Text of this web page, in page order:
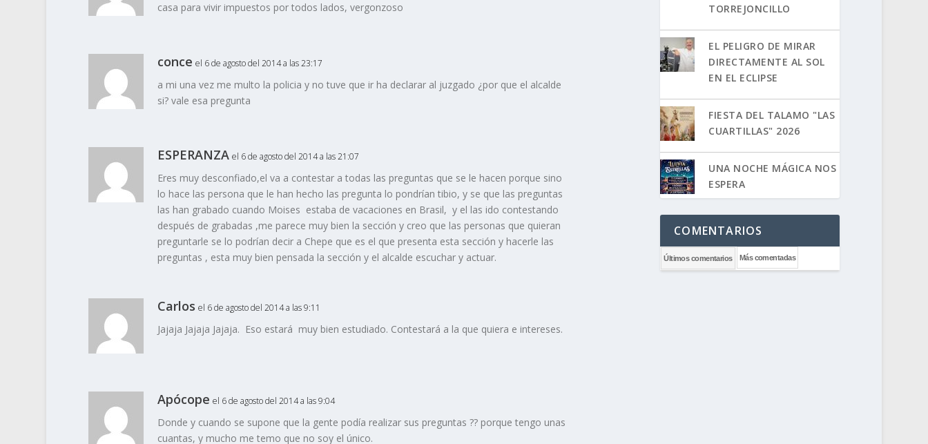
casa para vivir impuestos por todos lados, vergonzoso
conce el 6 de agosto del 2014 a las 23:17
a mi una vez me multo la policia y no tuve que ir ha declarar al juzgado ¿por que el alcalde
si? vale esa pregunta
ESPERANZA el 6 de agosto del 2014 a las 21:07
Eres muy desconfiado,el va a contestar a todas las preguntas que se le hacen porque sino
lo hace las persona que le han hecho las pregunta lo pondrían tibio, y se que las preguntas
las han grabado cuando Moises estaba de vacaciones en Brasil, y el las ido contestando
después de grabadas ,me parece muy bien la sección y creo que las personas que quieran
preguntarle se lo podrían decir a Chepe que es el que presenta esta sección y hacerle las
preguntas , esta muy bien pensada la sección y el alcalde escuchar y actuar.
Carlos el 6 de agosto del 2014 a las 9:11
Jajaja Jajaja Jajaja. Eso estará muy bien estudiado. Contestará a la que quiera e intereses.
Apócope el 6 de agosto del 2014 a las 9:04
Donde y cuando se supone que la gente podía realizar sus preguntas ?? porque tengo unas
cuantas, y mucho me temo que no soy el único.
TORREJONCILLO
EL PELIGRO DE MIRAR
DIRECTAMENTE AL SOL
EN EL ECLIPSE
FIESTA DEL TALAMO "LAS
CUARTILLAS" 2026
UNA NOCHE MÁGICA NOS
ESPERA
COMENTARIOS
Últimos comentarios Más comentadas